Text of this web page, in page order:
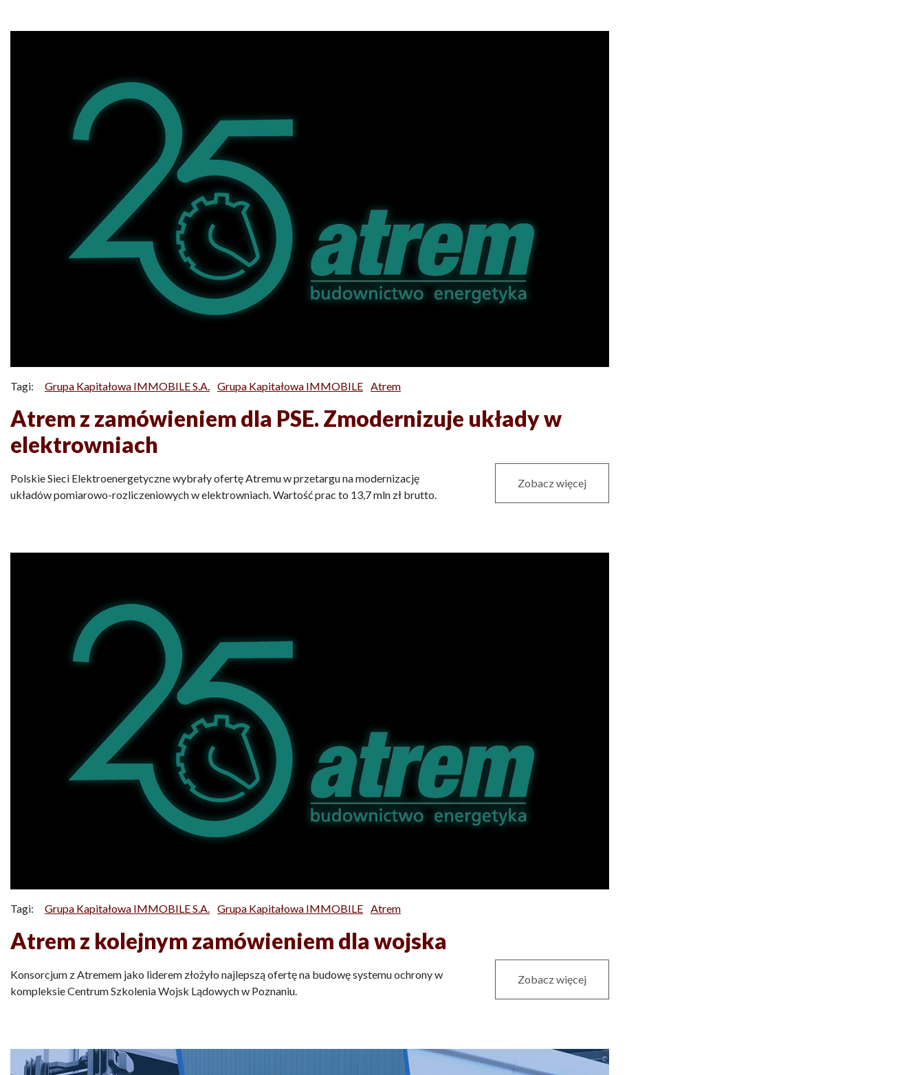
Tagi: Grupa Kapitałowa IMMOBILE S.A. Grupa Kapitałowa IMMOBILE Atrem
Atrem z zamówieniem dla PSE. Zmodernizuje układy w
elektrowniach
Polskie Sieci Elektroenergetyczne wybrały ofertę Atremu w przetargu na modernizację
układów pomiarowo-rozliczeniowych w elektrowniach. Wartość prac to 13,7 mln zł brutto.
Zobacz więcej
Tagi: Grupa Kapitałowa IMMOBILE S.A. Grupa Kapitałowa IMMOBILE Atrem
Atrem z kolejnym zamówieniem dla wojska
Konsorcjum z Atremem jako liderem złożyło najlepszą ofertę na budowę systemu ochrony w
kompleksie Centrum Szkolenia Wojsk Lądowych w Poznaniu.
Zobacz więcej